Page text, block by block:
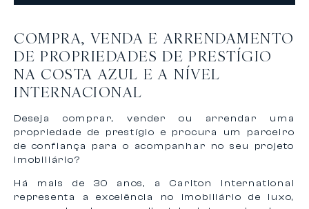
COMPRA, VENDA E ARRENDAMENTO
DE PROPRIEDADES DE PRESTÍGIO
NA COSTA AZUL E A NÍVEL
INTERNACIONAL
Deseja comprar, vender ou arrendar uma
propriedade de prestígio e procura um parceiro
de confiança para o acompanhar no seu projeto
imobiliário?
Há mais de 30 anos, a Carlton International
representa a excelência no imobiliário de luxo,